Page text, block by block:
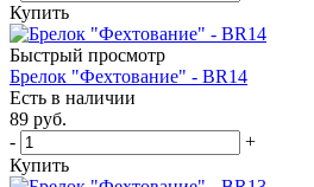
Купить
Быстрый просмотр
Брелок "Фехтование" - BR14
Есть в наличии
89 руб.
-
+
Купить